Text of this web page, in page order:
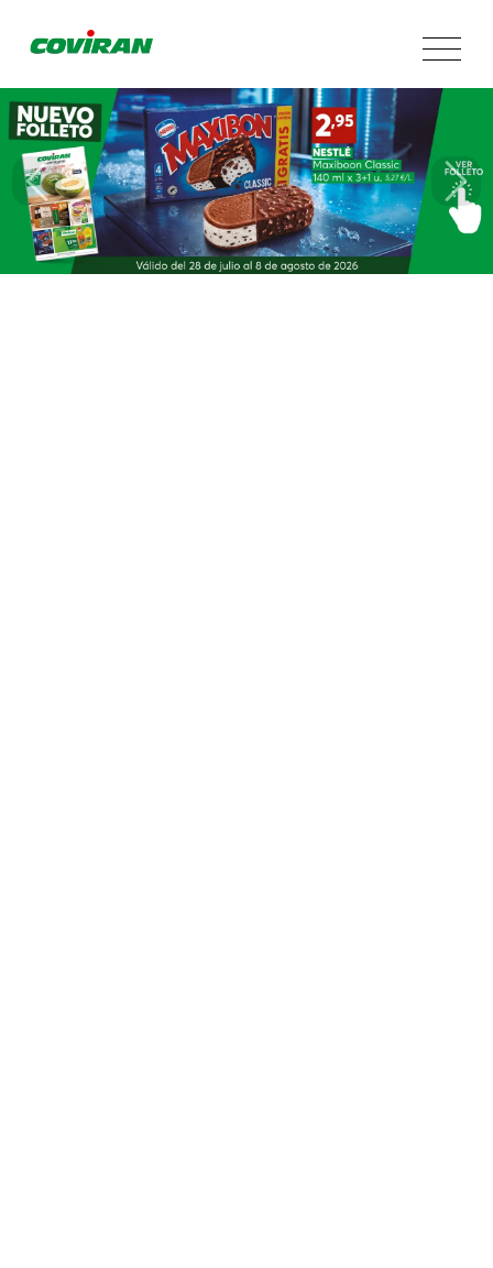
Información tienda
Secciones
Promociones
Servicios
App
Previous Next